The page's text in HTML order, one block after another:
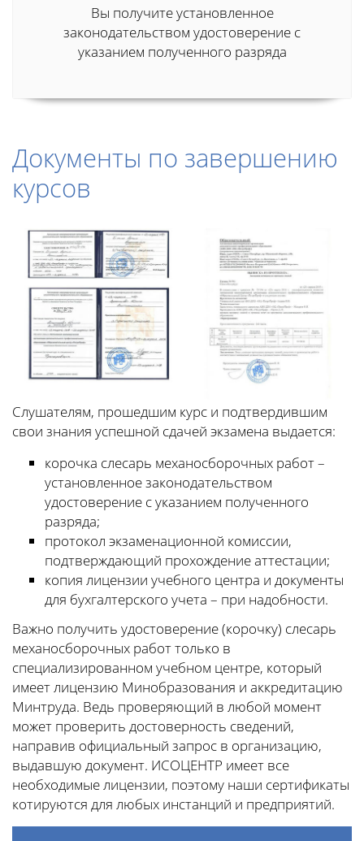
Вы получите установленное
законодательством удостоверение с
указанием полученного разряда
Документы по завершению
курсов
Слушателям, прошедшим курс и подтвердившим
свои знания успешной сдачей экзамена выдается:
корочка слесарь механосборочных работ –
установленное законодательством
удостоверение с указанием полученного
разряда;
протокол экзаменационной комиссии,
подтверждающий прохождение аттестации;
копия лицензии учебного центра и документы
для бухгалтерского учета – при надобности.
Важно получить удостоверение (корочку) слесарь
механосборочных работ только в
специализированном учебном центре, который
имеет лицензию Минобразования и аккредитацию
Минтруда. Ведь проверяющий в любой момент
может проверить достоверность сведений,
направив официальный запрос в организацию,
выдавшую документ. ИСОЦЕНТР имеет все
необходимые лицензии, поэтому наши сертификаты
котируются для любых инстанций и предприятий.